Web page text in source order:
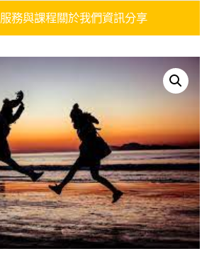
服務與課程關於我們資訊分享